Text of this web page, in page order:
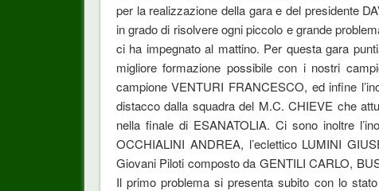
per la realizzazione della gara e del presidente
in grado di risolvere ogni piccolo e grande
ci ha impegnato al mattino. Per questa gara
migliore formazione possibile con i nostri
campione VENTURI FRANCESCO, ed infine
distacco dalla squadra del M.C. CHIEVE che
nella finale di ESANATOLIA. Ci sono inoltre
OCCHIALINI ANDREA, l’eclettico LUMINI
Giovani Piloti composto da GENTILI CARLO,
Il primo problema si presenta subito con lo